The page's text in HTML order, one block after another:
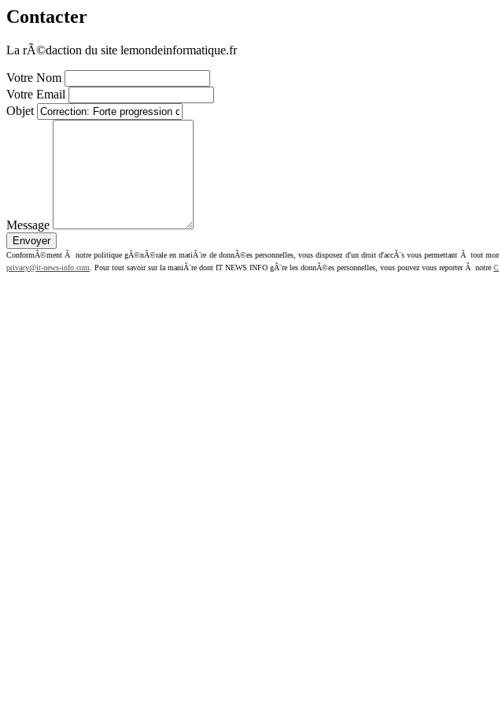
Contacter
La rÃ©daction du site lemondeinformatique.fr
Votre Nom
Votre Email
Objet
Message
ConformÃ©ment Ã notre politique gÃ©nÃ©rale en matiÃ¨re de donnÃ©es personnelles, vous disposez d'un droit d'accÃ¨s vous permettant Ã tout
privacy@it-news-info.com . Pour tout savoir sur la maniÃ¨re dont IT NEWS INFO gÃ¨re les donnÃ©es personnelles, vous pouvez vous reporter Ã notre